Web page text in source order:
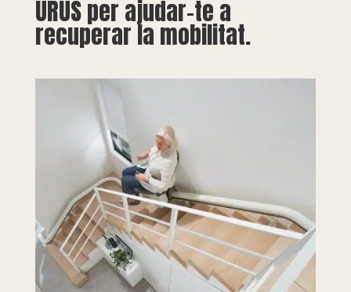
URÚS per ajudar-te a
recuperar la mobilitat.